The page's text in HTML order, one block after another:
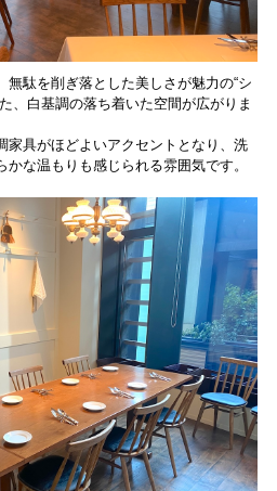
無駄を削ぎ落とした美しさが魅力の“シ
、白基調の落ち着いた空間が広がりま
家具がほどよいアクセントとなり、洗
な温もりも感じられる雰囲気です。